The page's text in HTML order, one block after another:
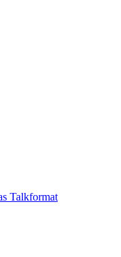
Talkformat